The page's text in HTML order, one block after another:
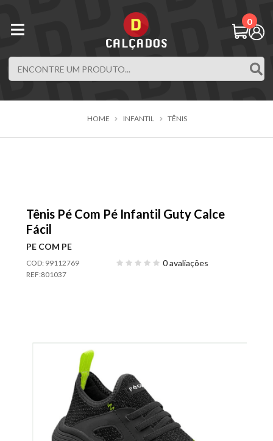
0
HOME INFANTIL TÊNIS
Tênis Pé Com Pé Infantil Guty Calce
Fácil
PE COM PE
COD: 99112769
REF:801037
0 avaliações